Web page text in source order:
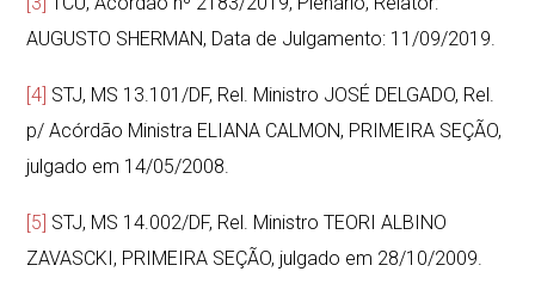
AUGUSTO SHERMAN, Data de Julgamento: 11/09/2019.
[4] STJ, MS 13.101/DF, Rel. Ministro JOSÉ DELGADO, Rel.
p/ Acórdão Ministra ELIANA CALMON, PRIMEIRA SEÇÃO,
julgado em 14/05/2008.
[5] STJ, MS 14.002/DF, Rel. Ministro TEORI ALBINO
ZAVASCKI, PRIMEIRA SEÇÃO, julgado em 28/10/2009.